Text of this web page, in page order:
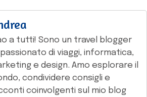
a tutti! Sono un travel blogger
di viaggi, informatica,
e design. Amo esplorare il
condividere consigli e
coinvolgenti sul mio blog